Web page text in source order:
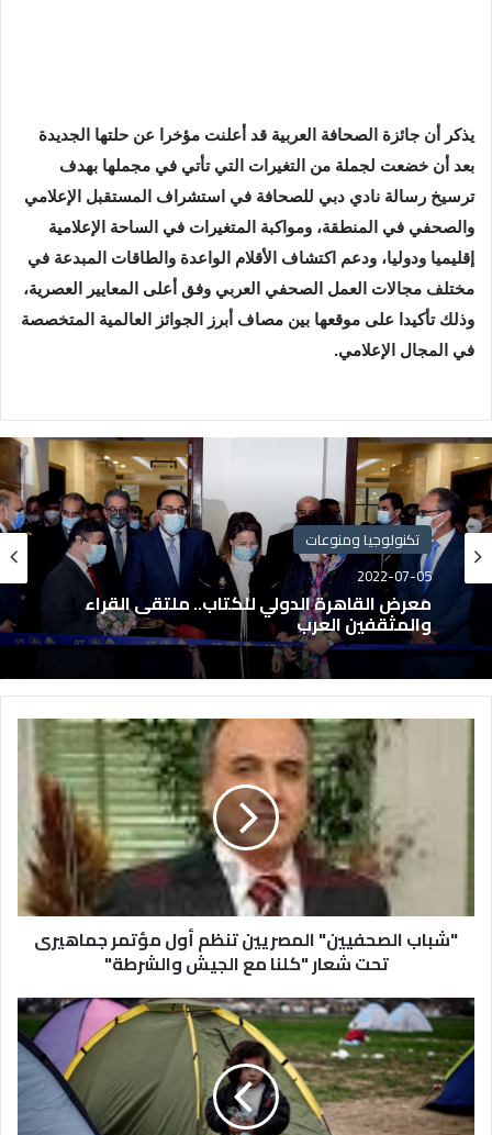
يذكر أن جائزة الصحافة العربية قد أعلنت مؤخرا عن حلتها الجديدة
بعد أن خضعت لجملة من التغيرات التي تأتي في مجملها بهدف
ترسيخ رسالة نادي دبي للصحافة في استشراف المستقبل الإعلامي
والصحفي في المنطقة، ومواكبة المتغيرات في الساحة الإعلامية
إقليميا ودوليا، ودعم اكتشاف الأقلام الواعدة والطاقات المبدعة في
مختلف مجالات العمل الصحفي العربي وفق أعلى المعايير العصرية،
وذلك تأكيدا على موقعها بين مصاف أبرز الجوائز العالمية المتخصصة
في المجال الإعلامي.
تكنولوجيا ومنوعات
2022-07-05
معرض القاهرة الدولي للكتاب.. ملتقى القراء
والمثقفين العرب
"شباب الصحفيين" المصريين تنظم أول مؤتمر جماهيرى
تحت شعار "كلنا مع الجيش والشرطة"